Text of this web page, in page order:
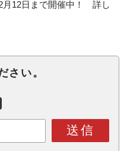
月12日まで開催中！ 詳し
さい。
送信